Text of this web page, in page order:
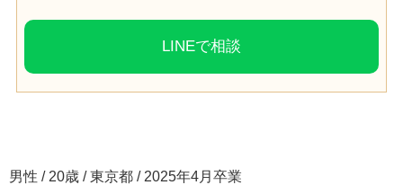
LINEで相談
男性 / 20歳 / 東京都 / 2025年4月卒業